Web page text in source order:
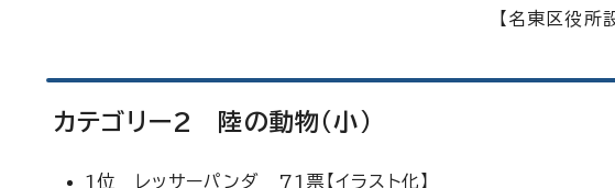
【名東区役所
カテゴリー2 陸の動物（小）
1位 レッサーパンダ 71票【イラスト化】